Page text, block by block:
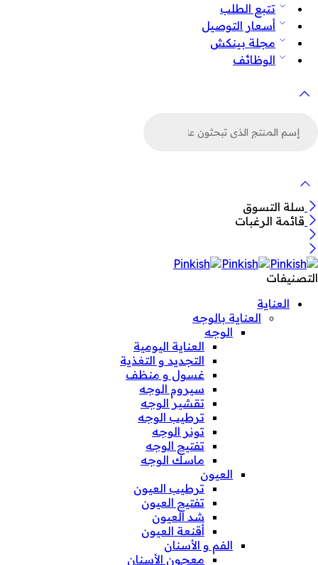
تتبع الطلب
أسعار التوصيل
مجلة بينكش
الوظائف
سلة التسوق
قائمة الرغبات
التصنيفات
العناية
العناية بالوجه
الوجه
العناية اليومية
التجديد و التغذية
غسول و منظف
سيروم الوجه
تقشير الوجه
ترطيب الوجه
تونر الوجه
تفتيح الوجه
ماسك الوجه
العيون
ترطيب العيون
تفتيح العيون
شد العيون
أقنعة العيون
الفم و الأسنان
معجون الأسنان